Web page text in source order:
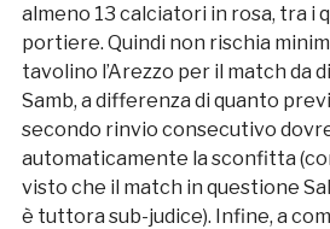
almeno 13 calciatori in rosa, tra i
portiere. Quindi non rischia
tavolino l’Arezzo per il match da
Samb, a differenza di quanto
secondo rinvio consecutivo
automaticamente la sconfitta
visto che il match in questione
è tuttora sub-judice). Infine, a